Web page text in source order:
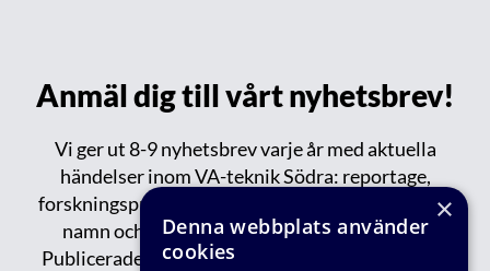
Anmäl dig till vårt nyhetsbrev!
Vi ger ut 8-9 nyhetsbrev varje år med aktuella
händelser inom VA-teknik Södra: reportage,
forskningsprojekt, publikationer, events, nytt om
namn och tips om spännande saker på gång.
Publicerade/tidigare nyhetsbrev kan du läsa
×
Denna webbplats använder
cookies